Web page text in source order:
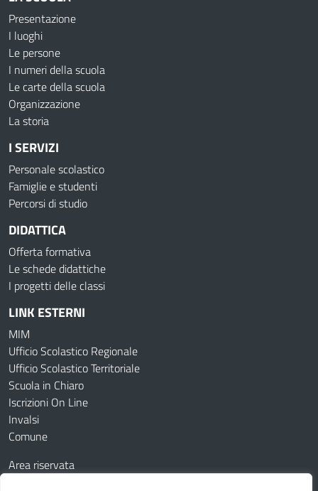
Presentazione
I luoghi
Le persone
I numeri della scuola
Le carte della scuola
Organizzazione
La storia
I SERVIZI
Personale scolastico
Famiglie e studenti
Percorsi di studio
DIDATTICA
Offerta formativa
Le schede didattiche
I progetti delle classi
LINK ESTERNI
MIM
Ufficio Scolastico Regionale
Ufficio Scolastico Territoriale
Scuola in Chiaro
Iscrizioni On Line
Invalsi
Comune
Area riservata